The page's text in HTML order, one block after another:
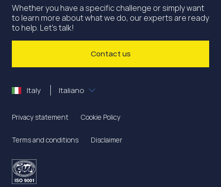
Whether you have a specific challenge or simply want
to learn more about what we do, our experts are ready
to help. Let's talk!
Contact us
Italy Italiano
Privacy statement Cookie Policy
Terms and conditions Disclaimer